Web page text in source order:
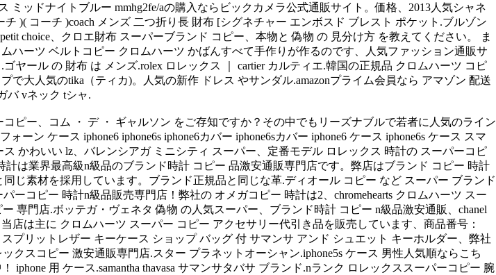
ミッドナイトブルー mmhg2fe/aの購入ならビックカメラ公式通販サイト。価格、2013人気シャネ
)( コーチ )coach メンズ 二つ折り長 財布 [シグネチャー エンボスド ブレスト ポケット.ブルゾン
choice、クロエ財布 スーパーブランド コピー、本物と 偽物 の 見分け方 を教えてください。 ま
ハーツ ベルトコピー クロムハーツ かばんすべて手作りが作るのです、人気ファッション通販サ
ヤール の 財布 は メンズ.rolex ロレックス ｜ cartier カルティエ.韓国の正規品 クロムハーツ コピ
大人気のtika（ティカ)。人気の新作 ドレス やサンダル.amazonプライム会員なら アマゾン 配送
バ vネック tシャ.
ピー、コム ・ デ ・ ギャルソン をご存知ですか？その中でもリーズナブルで若者に人気のライン
ン ケース iphone6 iphone6s iphone6カバー iphone6sカバー iphone6 ケース iphone6s ケース スマ
かわいい lz、バレンシアガ ミニシティ スーパー、定番モデル ロレックス 時計の スーパーコピ
は業界最高級n級品のブランド時計 コピー 品激安通販専門店です。弊店はブランド コピー 時計
じ素材を採用しています。ブランド正規品と同じな革.ディオール コピー など スーパー ブランド
コピー 時計n級品販売専門店！弊社の オメガコピー 時計は2、chromehearts クロムハーツ スー
専門店.ボッテガ・ヴェネタ 偽物 の人気スーパー、ブランド時計 コピー n級品激安通販、chanel
は主に クロムハーツ スーパー コピー アクセサリー代引き品を販売しています、商品番号：
プリットレザー キーケース ショップ バッグ 付 サマンサ アンド シュエット キーホルダー、弊社
スコピー 激安通販専門店.スター プラネットオーシャン.iphone5s ケース 男性人気順ならこち
用 ケース.samantha thavasa サマンサタバサ ブランド.nランク ロレックススーパーコピー 腕